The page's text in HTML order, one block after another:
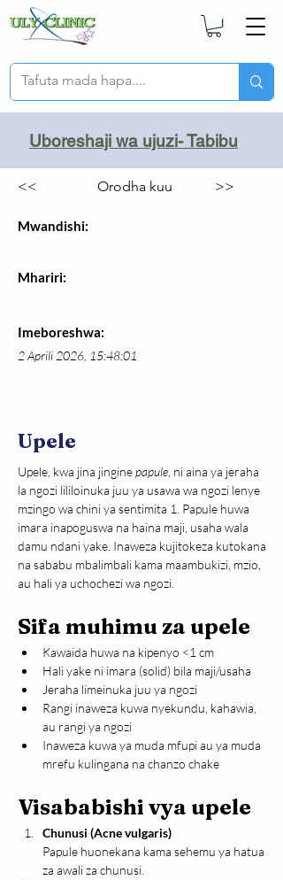
Uboreshaji wa ujuzi- Tabibu
<< Orodha kuu >>
Mwandishi:
Mhariri:
Imeboreshwa:
2 Aprili 2026, 15:48:01
Upele
Upele, kwa jina jingine papule , ni aina ya jeraha
la ngozi lililoinuka juu ya usawa wa ngozi lenye
mzingo wa chini ya sentimita 1. Papule huwa
imara inapoguswa na haina maji, usaha wala
damu ndani yake. Inaweza kujitokeza kutokana
na sababu mbalimbali kama maambukizi, mzio,
au hali ya uchochezi wa ngozi.
Sifa muhimu za upele
Kawaida huwa na kipenyo <1 cm
Hali yake ni imara (solid) bila maji/usaha
Jeraha limeinuka juu ya ngozi
Rangi inaweza kuwa nyekundu, kahawia,
au rangi ya ngozi
Inaweza kuwa ya muda mfupi au ya muda
mrefu kulingana na chanzo chake
Visababishi vya upele
Chunusi (Acne vulgaris)
Papule huonekana kama sehemu ya hatua
za awali za chunusi.